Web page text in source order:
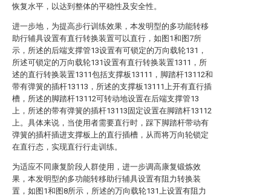
恢复水平，以达到整体的平稳性及安全性。
进一步地，为提高步行训练效果，本发明型的多功能转移
助行辅具设置有直行转换装置可以直行，如图1和图7所
示，所述的后端支撑管13设置有可锁定的万向载轮131，
所述可锁定的万向载轮131设置有直行转换装置1311，所
述的直行转换装置1311包括支撑板13111，脚踏杆13112和
带有弹簧的插杆13113，所述的支撑板13111上开有直行插
槽，所述的脚踏杆13112可转动地设置在后端支撑管13
上，所述的带有弹簧的插杆13113固定设置在脚踏杆13112
上。具体来说，当使用者需要直行时，踩下脚踏杆带动有
弹簧的插杆插进支撑板上的直行插槽，从而将万向轮锁定
在直行态，实现直行行走训练。
为适应不同康复阶段人群使用，进一步调高康复锻炼效
果，本发明型的多功能转移助行辅具设置有阻力转换装
置，如图1和图8所示，所述的万向载轮131上设置有阻力